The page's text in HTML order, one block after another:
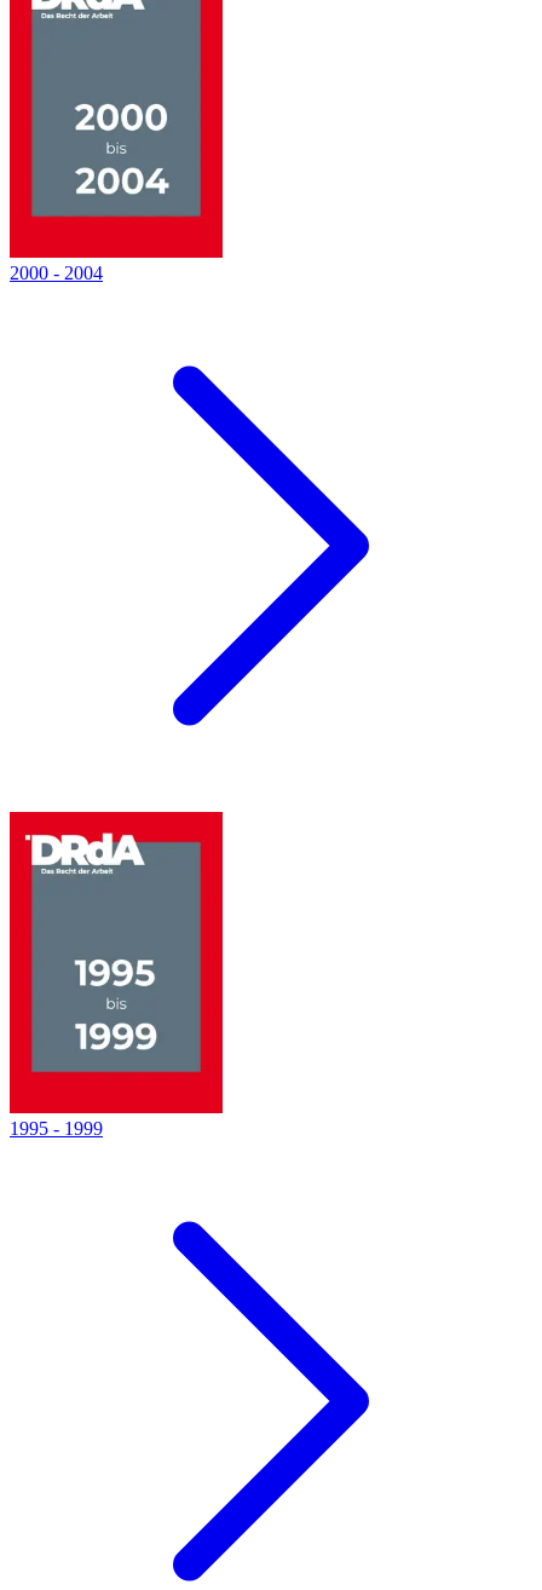
2000 - 2004
1995 - 1999